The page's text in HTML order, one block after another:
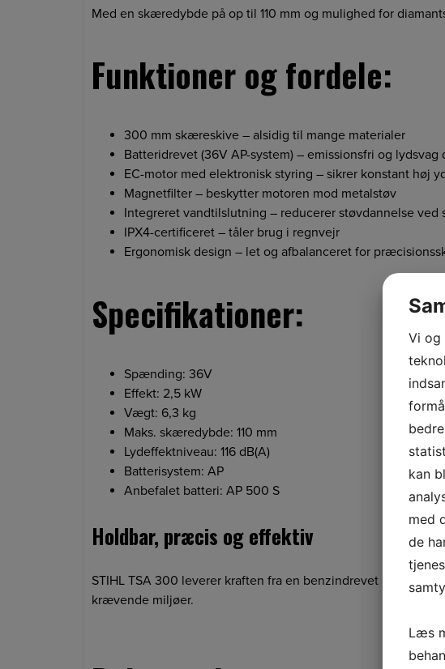
Med en skæredybde på op til 110 mm og mulighed for
Funktioner og fordele:
300 mm skæreskive – alsidig til mange materialer
Batteridrevet (36V AP-system) – emissionsfri og lydsvag
EC-motor med elektronisk styring – sikrer konstant høj
Magnetfilter – beskytter motoren mod metalstøv
Integreret vandtilslutning – reducerer støvdannelse ved
IPX4-certificeret – tåler brug i regnvejr
Ergonomisk design – let og afbalanceret for
Specifikationer:
Spænding: 36V
Effekt: 2,5 kW
Vægt: 6,3 kg
Maks. skæredybde: 110 mm
Lydeffektniveau: 116 dB(A)
Batterisystem: AP
Anbefalet batteri: AP 500 S
Holdbar, præcis og effektiv
STIHL TSA 300 leverer kraften fra en benzindrevet maskine
krævende miljøer.
Vi og
kan
med
de
Læs